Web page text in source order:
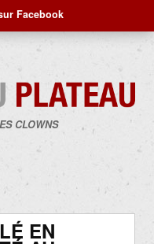
Facebook
CLOWNS
contenu
EN